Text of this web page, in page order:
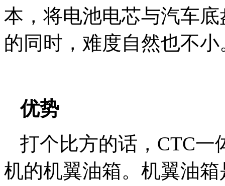
本，将电池电芯与汽车
的同时，难度自然也不小
优势
打个比方的话，CTC一
机的机翼油箱。机翼油